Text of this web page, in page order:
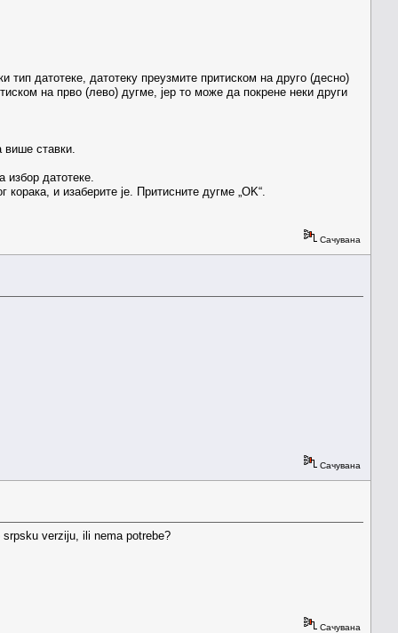
тип датотеке, датотеку преузмите притиском на друго (десно)
на прво (лево) дугме, јер то може да покрене неки други
више ставки.
избор датотеке.
и изаберите је. Притисните дугме „OK“.
Сачувана
Сачувана
verziju, ili nema potrebe?
Сачувана